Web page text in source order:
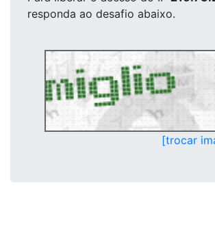
responda ao desafio abaixo.
[trocar